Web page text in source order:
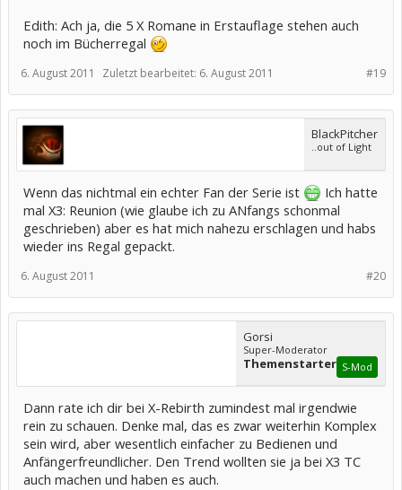
Edith: Ach ja, die 5 X Romane in Erstauflage stehen auch
noch im Bücherregal
#19
6. August 2011 Zuletzt bearbeitet: 6. August 2011
BlackPitcher
..out of Light
Wenn das nichtmal ein echter Fan der Serie ist
Ich hatte
mal X3: Reunion (wie glaube ich zu ANfangs schonmal
geschrieben) aber es hat mich nahezu erschlagen und habs
wieder ins Regal gepackt.
#20
6. August 2011
Gorsi
Super-Moderator
Themenstarter S-Mod
Dann rate ich dir bei X-Rebirth zumindest mal irgendwie
rein zu schauen. Denke mal, das es zwar weiterhin Komplex
sein wird, aber wesentlich einfacher zu Bedienen und
Anfängerfreundlicher. Den Trend wollten sie ja bei X3 TC
auch machen und haben es auch.